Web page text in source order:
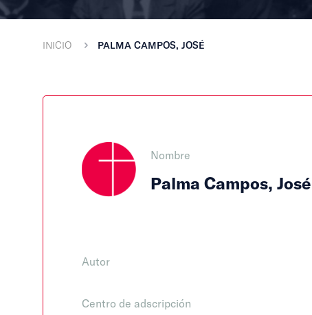
INICIO PALMA CAMPOS, JOSÉ
Nombre
Palma Campos, José
Autor
Centro de adscripción